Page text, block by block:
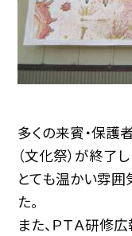
多くの来賓・保護
（文化祭）が終了し
とても温かい雰囲
た。
また、ＰＴＡ研修